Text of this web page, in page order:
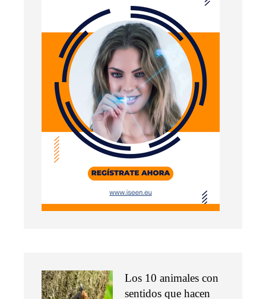
Los 10 animales con
sentidos que hacen